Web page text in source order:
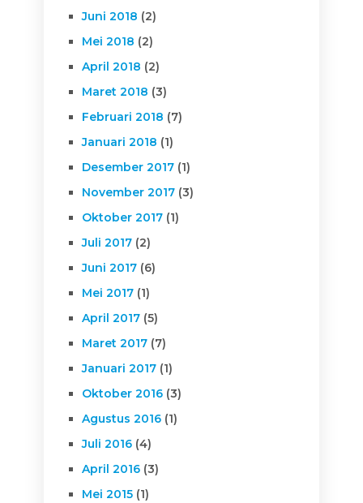
Juni 2018 (2)
Mei 2018 (2)
April 2018 (2)
Maret 2018 (3)
Februari 2018 (7)
Januari 2018 (1)
Desember 2017(1)
November 2017(3)
Oktober 2017(1)
Juli 2017(2)
Juni 2017(6)
Mei 2017(1)
April 2017(5)
Maret 2017(7)
Januari 2017(1)
Oktober 2016(3)
Agustus 2016(1)
Juli 2016(4)
April 2016(3)
Mei 2015(1)